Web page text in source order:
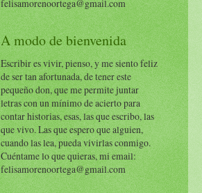
felisamorenoortega@gmail.com
A modo de bienvenida
Escribir es vivir, pienso, y me siento feliz
de ser tan afortunada, de tener este
pequeño don, que me permite juntar
letras con un mínimo de acierto para
contar historias, esas, las que escribo, las
que vivo. Las que espero que alguien,
cuando las lea, pueda vivirlas conmigo.
Cuéntame lo que quieras, mi email:
felisamorenoortega@gmail.com